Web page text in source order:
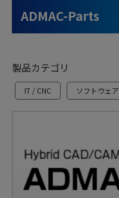
ADMAC-Parts
製品カテゴリ
IT / CNC ソフトウェア